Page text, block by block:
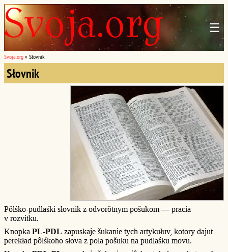
☰
Svoja.org » Słovnik
Słovnik
Pôlśko-pudlaśki słovnik z odvorôtnym pošukom — pracia
v rozvitku.
Knopka PL-PDL zapuskaje šukanie tych artykułuv, kotory dajut
perekład pôlśkoho słova z pola pošuku na pudlaśku movu.